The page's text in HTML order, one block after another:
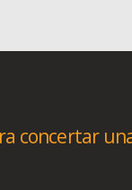
concertar